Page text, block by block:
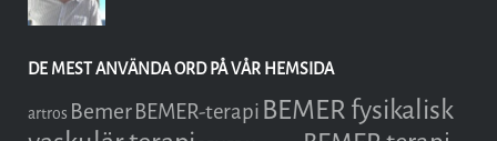
DE MEST ANVÄNDA ORD PÅ VÅR HEMSIDA
artros BemerBEMER-terapi BEMER fysikalisk